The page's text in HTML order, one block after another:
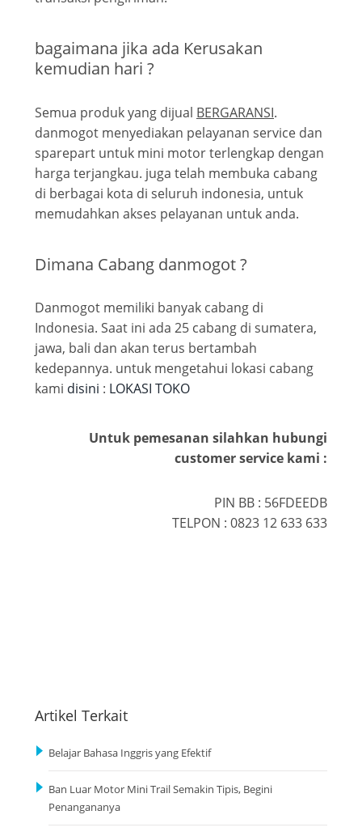
bagaimana jika ada Kerusakan
kemudian hari ?
Semua produk yang dijual BERGARANSI.
danmogot menyediakan pelayanan service dan
sparepart untuk mini motor terlengkap dengan
harga terjangkau. juga telah membuka cabang
di berbagai kota di seluruh indonesia, untuk
memudahkan akses pelayanan untuk anda.
Dimana Cabang danmogot ?
Danmogot memiliki banyak cabang di
Indonesia. Saat ini ada 25 cabang di sumatera,
jawa, bali dan akan terus bertambah
kedepannya. untuk mengetahui lokasi cabang
kami disini : LOKASI TOKO
Untuk pemesanan silahkan hubungi
customer service kami :
PIN BB : 56FDEEDB
TELPON : 0823 12 633 633
Artikel Terkait
Belajar Bahasa Inggris yang Efektif
Ban Luar Motor Mini Trail Semakin Tipis, Begini
Penangananya